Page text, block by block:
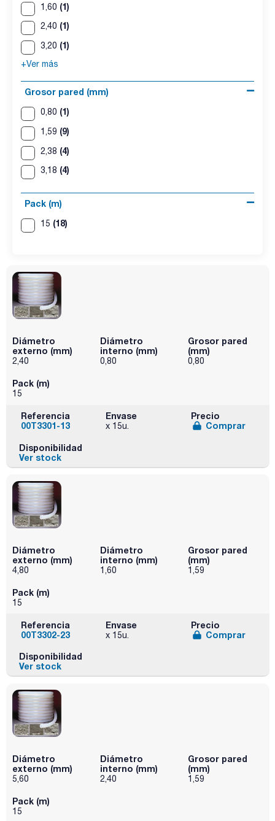
1,60 (1)
2,40 (1)
3,20 (1)
+Ver más
Grosor pared (mm)
0,80 (1)
1,59 (9)
2,38 (4)
3,18 (4)
Pack (m)
15 (18)
Diámetro
externo (mm)
2,40
Diámetro
interno (mm)
0,80
Grosor pared
(mm)
0,80
Pack (m)
15
Referencia
00T3301-13
Envase
x 15u.
Precio
Comprar
Disponibilidad
Ver stock
Diámetro
externo (mm)
4,80
Diámetro
interno (mm)
1,60
Grosor pared
(mm)
1,59
Pack (m)
15
Referencia
00T3302-23
Envase
x 15u.
Precio
Comprar
Disponibilidad
Ver stock
Diámetro
externo (mm)
5,60
Diámetro
interno (mm)
2,40
Grosor pared
(mm)
1,59
Pack (m)
15